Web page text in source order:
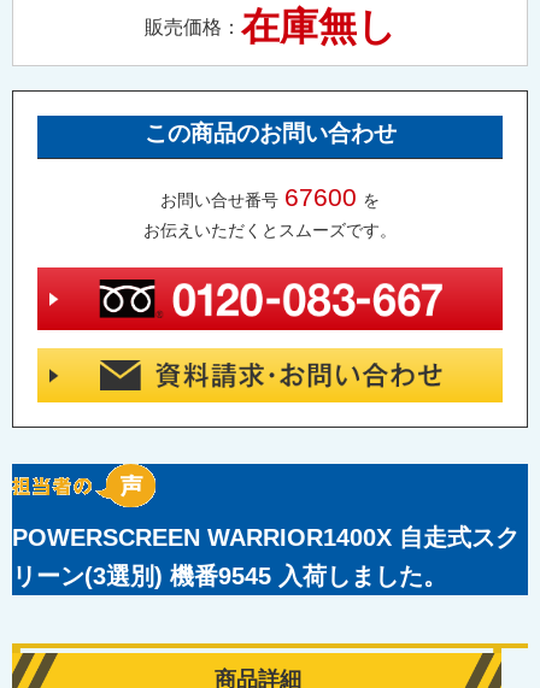
販売価格： 在庫無し
この商品のお問い合わせ
お問い合せ番号 67600 を
お伝えいただくとスムーズです。
POWERSCREEN WARRIOR1400X 自走式スク
リーン(3選別) 機番9545 入荷しました。
商品詳細